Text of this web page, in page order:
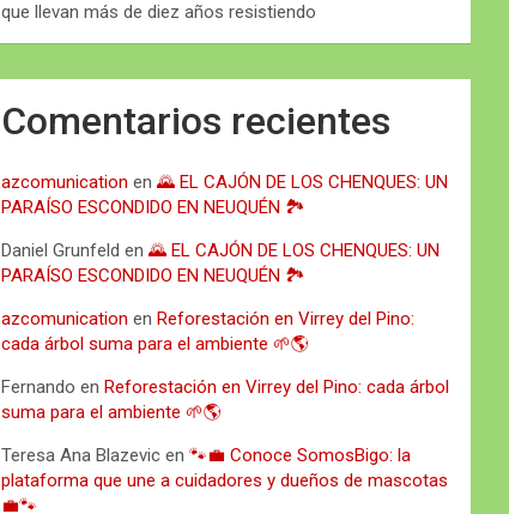
que llevan más de diez años resistiendo
Comentarios recientes
azcomunication en🌄 EL CAJÓN DE LOS CHENQUES: UN
PARAÍSO ESCONDIDO EN NEUQUÉN 🏞️
Daniel Grunfeld en🌄 EL CAJÓN DE LOS CHENQUES: UN
PARAÍSO ESCONDIDO EN NEUQUÉN 🏞️
azcomunication en Reforestación en Virrey del Pino:
cada árbol suma para el ambiente 🌱🌎
Fernando en Reforestación en Virrey del Pino: cada árbol
suma para el ambiente 🌱🌎
Teresa Ana Blazevic en🐾💼 Conoce SomosBigo: la
plataforma que une a cuidadores y dueños de mascotas
💼🐾